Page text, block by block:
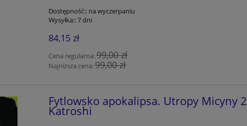
Dostępność:: na wyczerpaniu
Wysyłka::7 dni
84,15 zł
Cena regularna:99,00 zł
Najniższa cena:99,00 zł
Fytlowsko apokalipsa. Utropy Micyny
Katroshi